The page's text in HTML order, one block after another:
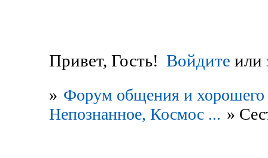
Привет, Гость! Войдите или
» Форум общения и хорошего
Непознанное, Космос ... »